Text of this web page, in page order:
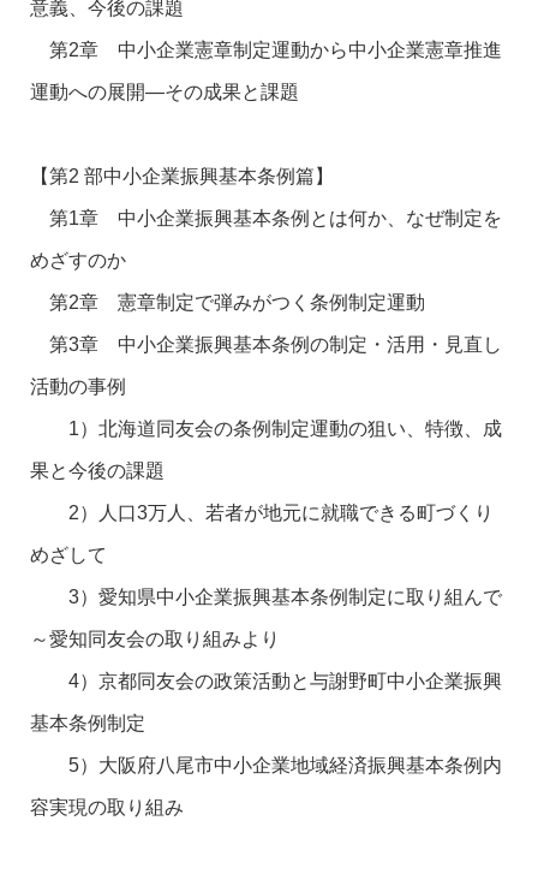
意義、今後の課題
第2章 中小企業憲章制定運動から中小企業憲章推進
運動への展開―その成果と課題
【第2 部中小企業振興基本条例篇】
第1章 中小企業振興基本条例とは何か、なぜ制定を
めざすのか
第2章 憲章制定で弾みがつく条例制定運動
第3章 中小企業振興基本条例の制定・活用・見直し
活動の事例
1）北海道同友会の条例制定運動の狙い、特徴、成
果と今後の課題
2）人口3万人、若者が地元に就職できる町づくり
めざして
3）愛知県中小企業振興基本条例制定に取り組んで
～愛知同友会の取り組みより
4）京都同友会の政策活動と与謝野町中小企業振興
基本条例制定
5）大阪府八尾市中小企業地域経済振興基本条例内
容実現の取り組み